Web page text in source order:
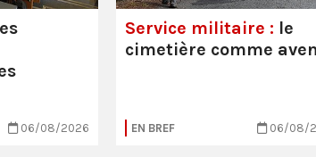
06/08/2026
Service militaire : le
cimetière comme
EN BREF 06/08/